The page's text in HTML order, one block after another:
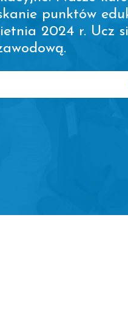
punktów
2024 r. Ucz